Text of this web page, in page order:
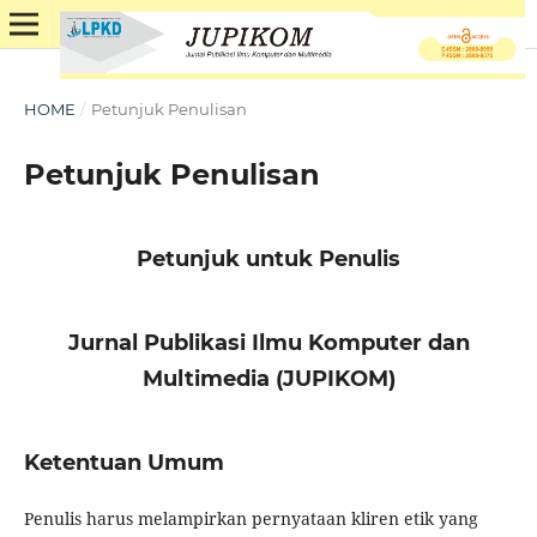
HOME / Petunjuk Penulisan
Petunjuk Penulisan
Petunjuk untuk Penulis
Jurnal Publikasi Ilmu Komputer dan
Multimedia (JUPIKOM)
Ketentuan Umum
Penulis harus melampirkan pernyataan kliren etik yang